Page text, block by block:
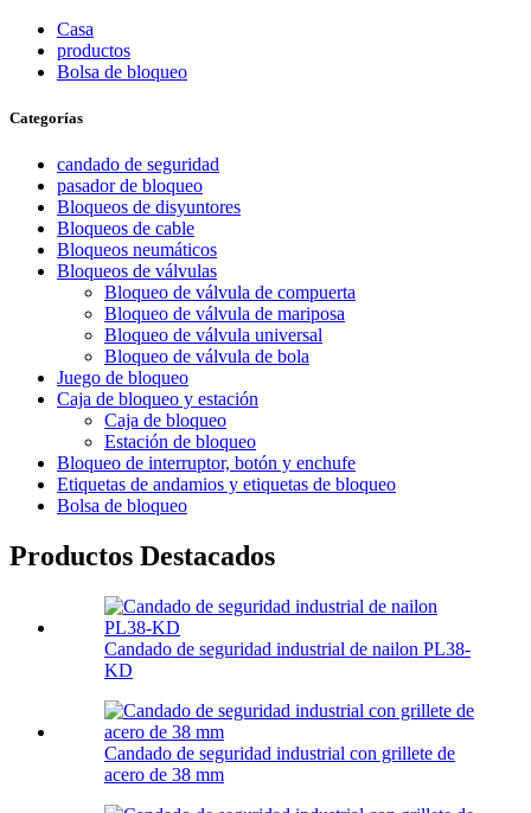
Casa
productos
Bolsa de bloqueo
Categorías
candado de seguridad
pasador de bloqueo
Bloqueos de disyuntores
Bloqueos de cable
Bloqueos neumáticos
Bloqueos de válvulas
Bloqueo de válvula de compuerta
Bloqueo de válvula de mariposa
Bloqueo de válvula universal
Bloqueo de válvula de bola
Juego de bloqueo
Caja de bloqueo y estación
Caja de bloqueo
Estación de bloqueo
Bloqueo de interruptor, botón y enchufe
Etiquetas de andamios y etiquetas de bloqueo
Bolsa de bloqueo
Productos Destacados
Candado de seguridad industrial de nailon PL38-
KD
Candado de seguridad industrial con grillete de
acero de 38 mm